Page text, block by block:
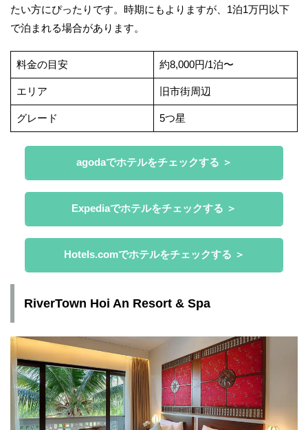
たい方にぴったりです。時期にもよりますが、1泊1万円以下
で泊まれる場合があります。
料金の目安 約8,000円/1泊〜
エリア 旧市街周辺
グレード 5つ星
agodaでホテルをチェックする ＞
Expediaでホテルをチェックする ＞
Hotels.comでホテルをチェックする ＞
RiverTown Hoi An Resort & Spa